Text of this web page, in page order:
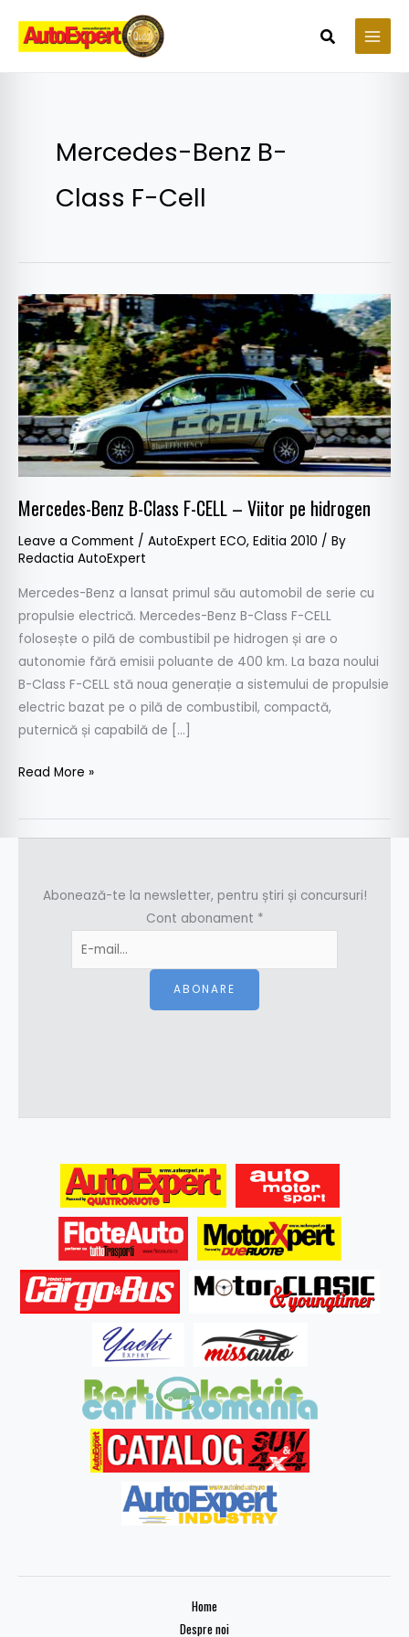
content
Search
Mercedes-Benz B-
Class F-Cell
Mercedes-Benz B-Class F-CELL – Viitor pe hidrogen
Leave a Comment / AutoExpert ECO, Editia 2010 / By
Redactia AutoExpert
Mercedes-Benz a lansat primul său automobil de serie cu
propulsie electrică. Mercedes-Benz B-Class F-CELL
folosește o pilă de combustibil pe hidrogen și are o
autonomie fără emisii poluante de 400 km. La baza noului
B-Class F-CELL stă noua generație a sistemului de propulsie
electric bazat pe o pilă de combustibil, compactă,
puternică și capabilă de […]
Mercedes-
Benz
B-
Class
F-
CELL
–
Viitor
hidrogen
Read More »
Abonează-te la newsletter, pentru știri și concursuri!
Cont abonament *
ABONARE
Home
Despre noi